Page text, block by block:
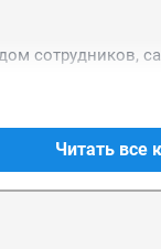
сотрудников,
Читать все